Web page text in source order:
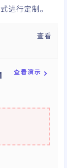
进行定制。
查看
查看演示